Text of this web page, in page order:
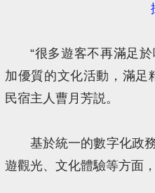
“很多遊客不再滿足
加優質的文化活動，滿足
民宿主人曹月芳説。
基於統一的數字化政
遊觀光、文化體驗等方面